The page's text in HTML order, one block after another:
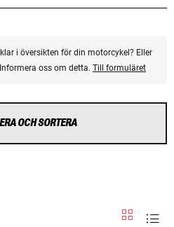
i översikten för din motorcykel? Eller
oss om detta. Till formuläret
OCH SORTERA